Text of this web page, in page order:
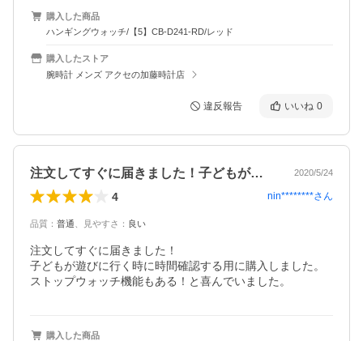
購入した商品
ハンギングウォッチ/【5】CB-D241-RD/レッド
購入したストア
腕時計 メンズ アクセの加藤時計店
違反報告 いいね 0
注文してすぐに届きました！子どもが遊び… 2020/5/24
4 nin********さん
品質 ： 普通 見やすさ ： 良い
注文してすぐに届きました！
子どもが遊びに行く時に時間確認する用に購入しました。
ストップウォッチ機能もある！と喜んでいました。
購入した商品